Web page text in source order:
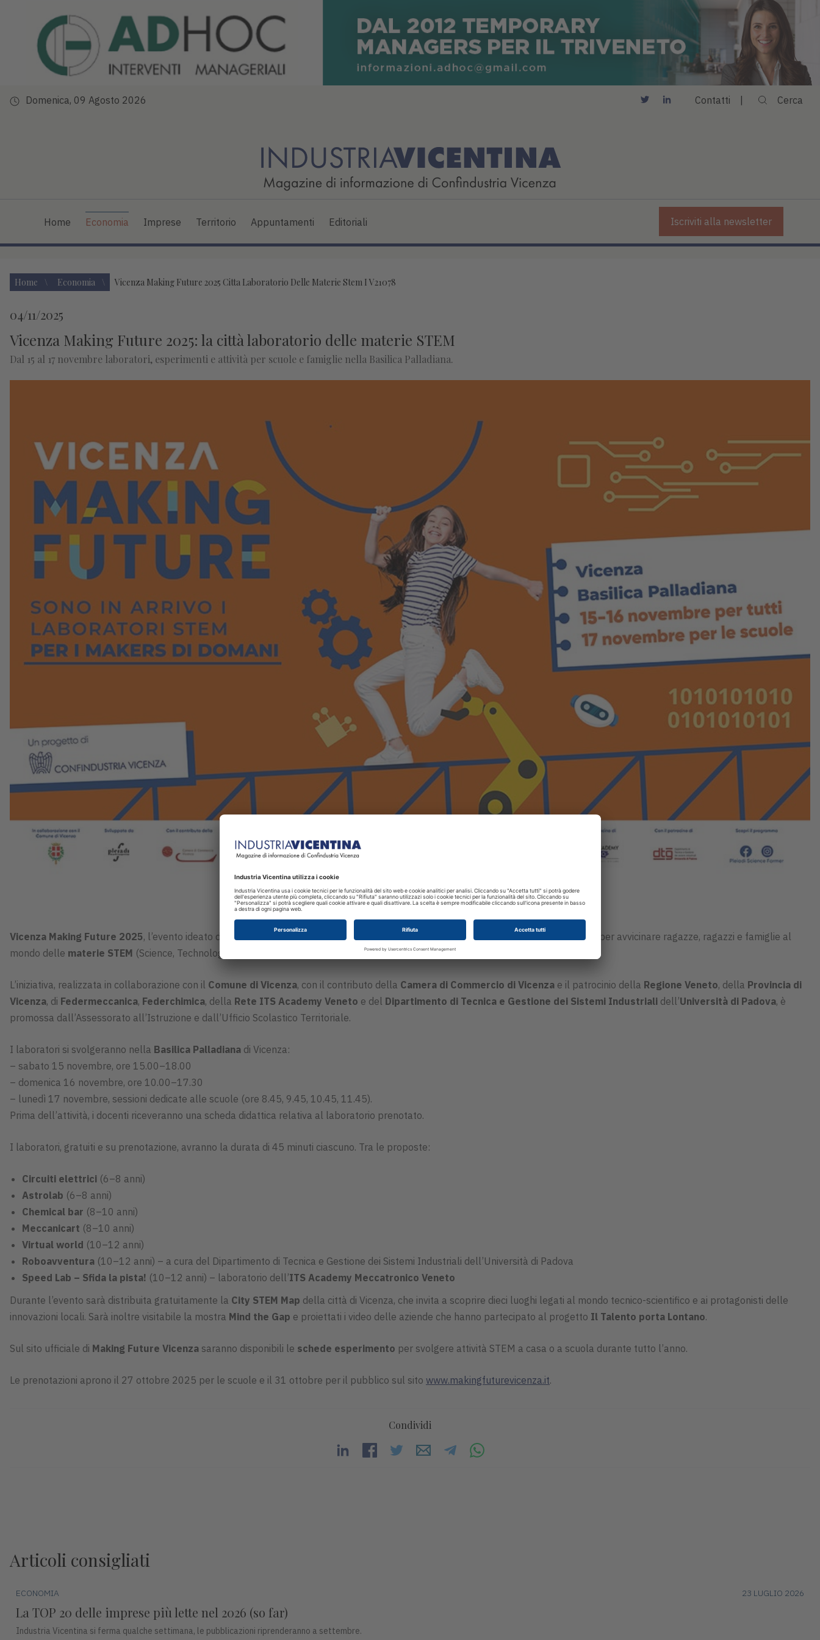
Domenica, 09 Agosto 2026 Contatti Cerca
Home Economia Imprese Territorio Appuntamenti Editoriali Iscriviti alla newsletter
Home Economia Vicenza Making Future 2025 Citta Laboratorio Delle Materie Stem I V21078
04/11/2025
Vicenza Making Future 2025: la città laboratorio delle materie STEM
Dal 15 al 17 novembre laboratori, esperimenti e attività per scuole e famiglie nella Basilica Palladiana.
Vicenza Making Future 2025, l’evento ideato da Confindustria Vicenza e sviluppato da
, torna con un’edizione ricca di novità per avvicinare ragazze, ragazzi e famiglie al
mondo delle materie STEM (Science, Technology, Engineering and Mathematics).
L’iniziativa, realizzata in collaborazione con il Comune di Vicenza, con il contributo della Camera di Commercio di Vicenza e il patrocinio della Regione Veneto, della Provincia di
Vicenza, di Federmeccanica, Federchimica, della Rete ITS Academy Veneto e del Dipartimento di Tecnica e Gestione dei Sistemi Industriali dell’Università di Padova, è
promossa dall’Assessorato all’Istruzione e dall’Ufficio Scolastico Territoriale.
I laboratori si svolgeranno nella Basilica Palladiana di Vicenza:
– sabato 15 novembre, ore 15.00–18.00
– domenica 16 novembre, ore 10.00–17.30
– lunedì 17 novembre, sessioni dedicate alle scuole (ore 8.45, 9.45, 10.45, 11.45).
Prima dell’attività, i docenti riceveranno una scheda didattica relativa al laboratorio prenotato.
I laboratori, gratuiti e su prenotazione, avranno la durata di 45 minuti ciascuno. Tra le proposte:
Circuiti elettrici (6–8 anni)
Astrolab (6–8 anni)
Chemical bar (8–10 anni)
Meccanicart (8–10 anni)
Virtual world (10–12 anni)
Roboavventura (10–12 anni) – a cura del Dipartimento di Tecnica e Gestione dei Sistemi Industriali dell’Università di Padova
Speed Lab – Sfida la pista! (10–12 anni) – laboratorio dell’ITS Academy Meccatronico Veneto
Durante l’evento sarà distribuita gratuitamente la City STEM Map della città di Vicenza, che invita a scoprire dieci luoghi legati al mondo tecnico-scientifico e ai protagonisti delle
innovazioni locali. Sarà inoltre visitabile la mostra Mind the Gap e proiettati i video delle aziende che hanno partecipato al progetto Il Talento porta Lontano.
Sul sito ufficiale di Making Future Vicenza saranno disponibili le schede esperimento per svolgere attività STEM a casa o a scuola durante tutto l’anno.
Le prenotazioni aprono il 27 ottobre 2025 per le scuole e il 31 ottobre per il pubblico sul sito www.makingfuturevicenza.it.
Condividi
Articoli consigliati
ECONOMIA 23 LUGLIO 2026
La TOP 20 delle imprese più lette nel 2026 (so far)
Industria Vicentina si ferma qualche settimana, le pubblicazioni riprenderanno a settembre.